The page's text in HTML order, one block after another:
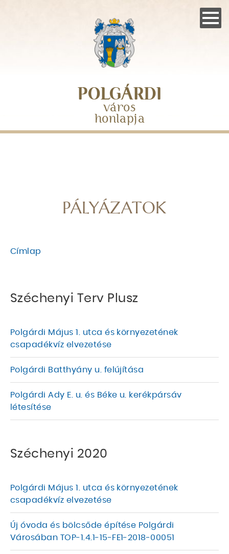
POLGÁRDI
város
honlapja
PÁLYÁZATOK
Címlap
Széchenyi Terv Plusz
Polgárdi Május 1. utca és környezetének
csapadékvíz elvezetése
Polgárdi Batthyány u. felújítása
Polgárdi Ady E. u. és Béke u. kerékpársáv
létesítése
Széchenyi 2020
Polgárdi Május 1. utca és környezetének
csapadékvíz elvezetése
Új óvoda és bölcsőde építése Polgárdi
Városában TOP-1.4.1-15-FE1-2018-00051